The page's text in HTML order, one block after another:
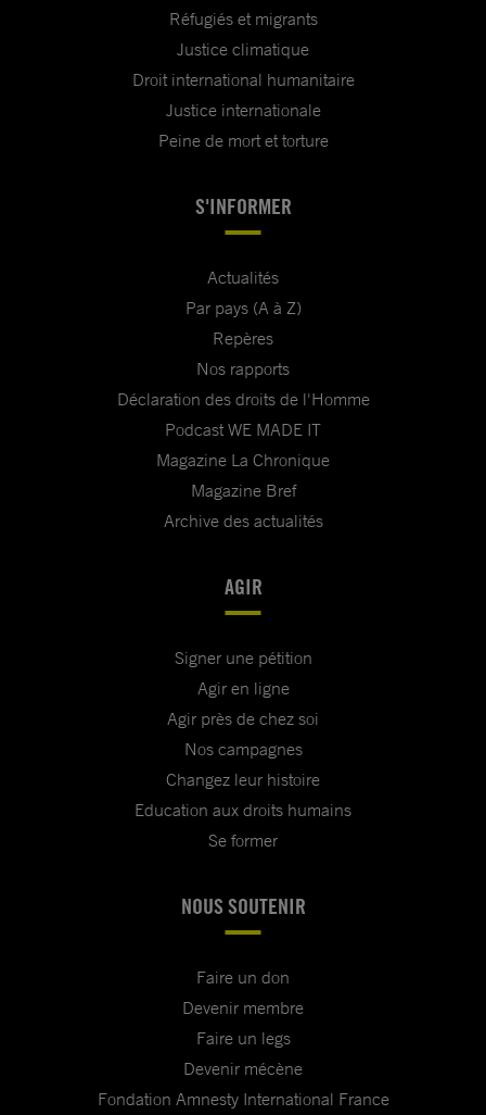
Réfugiés et migrants
Justice climatique
Droit international humanitaire
Justice internationale
Peine de mort et torture
S'INFORMER
Actualités
Par pays (A à Z)
Repères
Nos rapports
Déclaration des droits de l'Homme
Podcast WE MADE IT
Magazine La Chronique
Magazine Bref
Archive des actualités
AGIR
Signer une pétition
Agir en ligne
Agir près de chez soi
Nos campagnes
Changez leur histoire
Education aux droits humains
Se former
NOUS SOUTENIR
Faire un don
Devenir membre
Faire un legs
Devenir mécène
Fondation Amnesty International France